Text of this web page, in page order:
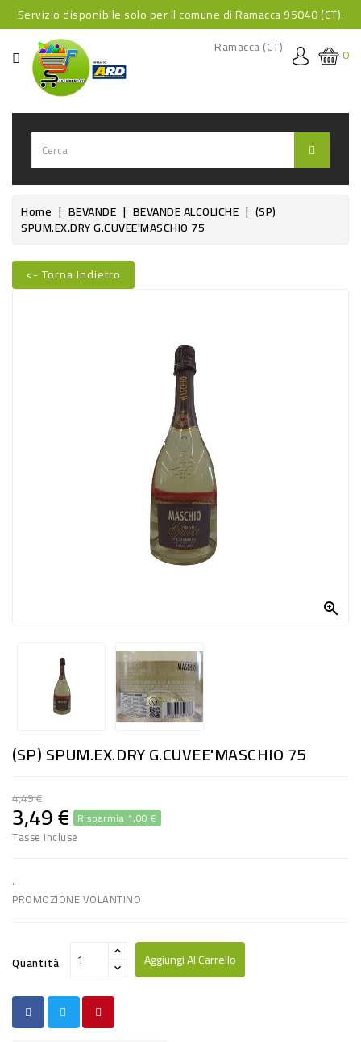
Servizio disponibile solo per il comune di Ramacca 95040 (CT).
CATEGORIA
HOME
BEVANDE
BEVANDE
ANALCOLICHE
ALCOLICHE
BEVANDE
CALDE
INFANZIA
PASTA,
E
FARINA
DIETETICO
NATURALI
ALIMENTI
CASA
INSETTICIDI
0
Ramacca (CT)
Home BEVANDE BEVANDE ALCOLICHE (SP)
SPUM.EX.DRY G.CUVEE'MASCHIO 75
<- Torna Indietro

(SP) SPUM.EX.DRY G.CUVEE'MASCHIO 75
4,49 €
3,49 € Risparmia 1,00 €
Tasse incluse
.
PROMOZIONE VOLANTINO
Quantità Aggiungi Al Carrello